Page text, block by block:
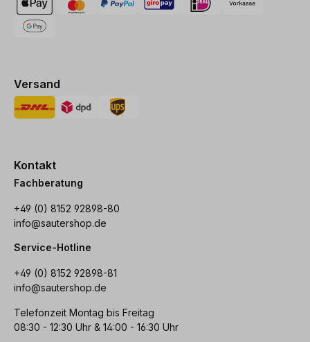
Versand
Kontakt
Fachberatung
+49 (0) 8152 92898-80
info@sautershop.de
Service-Hotline
+49 (0) 8152 92898-81
info@sautershop.de
Telefonzeit Montag bis Freitag
08:30 - 12:30 Uhr & 14:00 - 16:30 Uhr